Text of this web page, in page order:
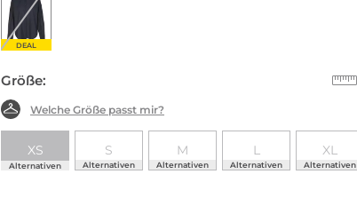
DEAL
Größe:
Welche Größe passt mir?
XS
Alternativen
S
Alternativen
M
Alternativen
L
Alternativen
XL
Alternativen